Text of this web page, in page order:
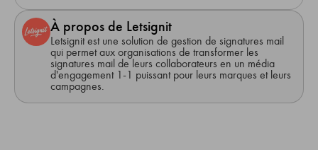
À propos de Letsignit
Letsignit est une solution de gestion de signatures mail
qui permet aux organisations de transformer les
signatures mail de leurs collaborateurs en un média
d'engagement 1-1 puissant pour leurs marques et leurs
campagnes.